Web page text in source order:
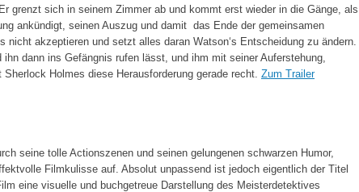
grenzt sich in seinem Zimmer ab und kommt erst wieder in die Gänge, als
ankündigt, seinen Auszug und damit das Ende der gemeinsamen
akzeptieren und setzt alles daran Watson‘s Entscheidung zu ändern.
dann ins Gefängnis rufen lässt, und ihm mit seiner Auferstehung,
Holmes diese Herausforderung gerade recht. Zum Trailer
seine tolle Actionszenen und seinen gelungenen schwarzen Humor,
Filmkulisse auf. Absolut unpassend ist jedoch eigentlich der Titel
eine visuelle und buchgetreue Darstellung des Meisterdetektives